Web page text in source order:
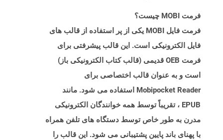
فرمت MOBI چیست؟
فرمت فایل MOBI یکی از پر استفاده از قالب های
فایل الکترونیکی است. این قالب پیشرفتی برای
فرمت OEB قدیمی (قالب کتاب الکترونیکی باز)
است و به عنوان قالب اختصاصی برای
Mobipocket Reader استفاده می شود. مانند
EPUB ، تقریباً توسط همه خوانندگان الکترونیکی
مدرن به طور خاص توسط دستگاه های تلفن همراه
با پهنای باند پایین پشتیبانی می شود. این قالب را